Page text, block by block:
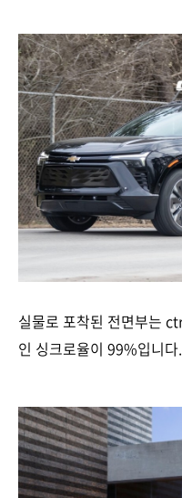
실물로 포착된 전면부는
인 싱크로율이 99%입니다.